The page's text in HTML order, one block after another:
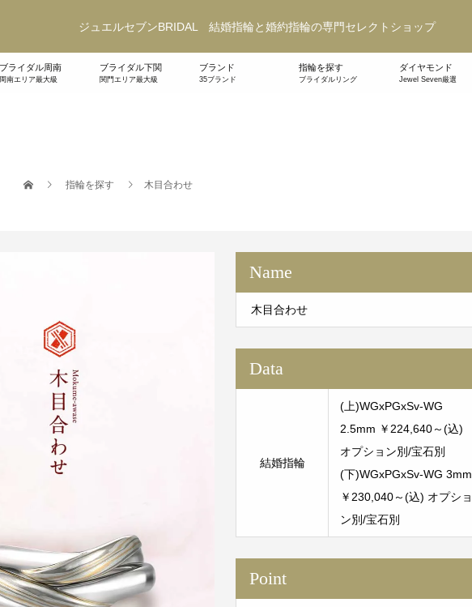
ジュエルセブンBRIDAL 結婚指輪と婚約指輪の専門セレクトショップ
ブライダル周南
周南エリア最大級
ブライダル下関
関門エリア最大級
ブランド
35ブランド
指輪を探す
ブライダルリング
ダイヤモンド
Jewel Seven厳選
指輪を探す 木目合わせ
Name
木目合わせ
Data
結婚指輪
(上)WGxPGxSv-WG
2.5mm ￥224,640～(込)
オプション別/宝石別
(下)WGxPGxSv-WG 3mm
￥230,040～(込) オプショ
ン別/宝石別
Point